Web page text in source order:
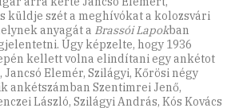
küldje szét a meghívókat a kolozsvári
anyagát a Brassói Lapokban
Úgy képzelte, hogy 1936
kellett volna elindítani egy ankétot
Elemér, Szilágyi, Kőrösi négy
ankétszámban Szentimrei Jenő,
László, Szilágyi András, Kós Kovács